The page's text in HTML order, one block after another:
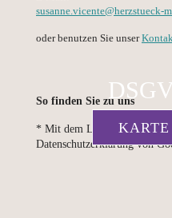
susanne.vicente@herzstueck-
oder benutzen Sie unser
So finden Sie zu uns
* Mit dem Laden der Karte
Datenschutzerklärung von